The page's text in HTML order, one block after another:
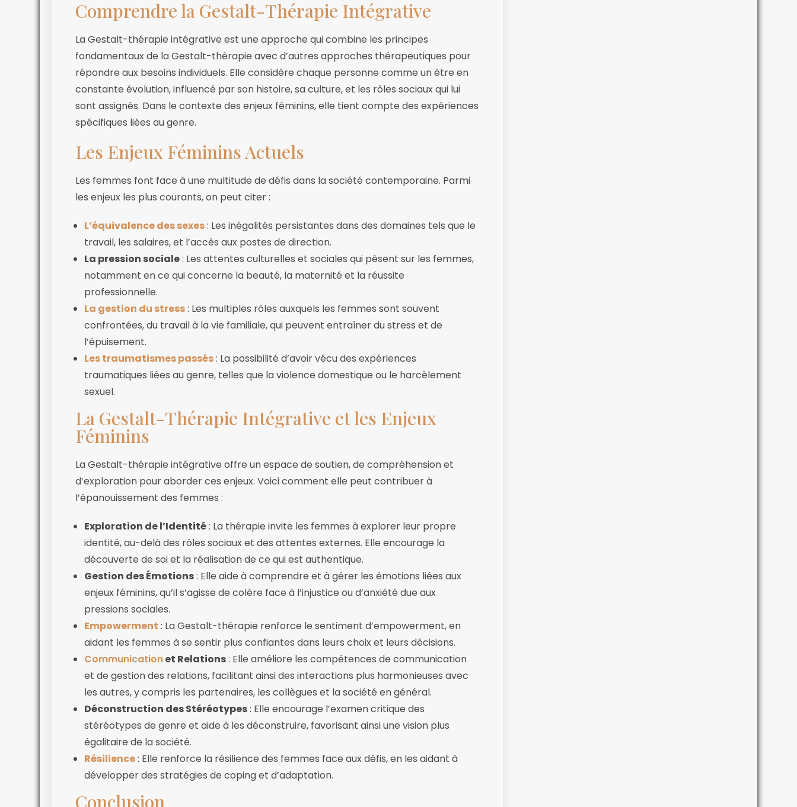
Comprendre la Gestalt-Thérapie Intégrative
La Gestalt-thérapie intégrative est une approche qui combine les principes
fondamentaux de la Gestalt-thérapie avec d’autres approches thérapeutiques pour
répondre aux besoins individuels. Elle considère chaque personne comme un être en
constante évolution, influencé par son histoire, sa culture, et les rôles sociaux qui lui
sont assignés. Dans le contexte des enjeux féminins, elle tient compte des expériences
spécifiques liées au genre.
Les Enjeux Féminins Actuels
Les femmes font face à une multitude de défis dans la société contemporaine. Parmi
les enjeux les plus courants, on peut citer :
L’équivalence des sexes: Les inégalités persistantes dans des domaines tels que le
travail, les salaires, et l’accès aux postes de direction.
La pression sociale: Les attentes culturelles et sociales qui pèsent sur les femmes,
notamment en ce qui concerne la beauté, la maternité et la réussite
professionnelle.
La gestion du stress: Les multiples rôles auxquels les femmes sont souvent
confrontées, du travail à la vie familiale, qui peuvent entraîner du stress et de
l’épuisement.
Les traumatismes passés: La possibilité d’avoir vécu des expériences
traumatiques liées au genre, telles que la violence domestique ou le harcèlement
sexuel.
La Gestalt-Thérapie Intégrative et les Enjeux
Féminins
La Gestalt-thérapie intégrative offre un espace de soutien, de compréhension et
d’exploration pour aborder ces enjeux. Voici comment elle peut contribuer à
l’épanouissement des femmes :
Exploration de l’Identité: La thérapie invite les femmes à explorer leur propre
identité, au-delà des rôles sociaux et des attentes externes. Elle encourage la
découverte de soi et la réalisation de ce qui est authentique.
Gestion des Émotions: Elle aide à comprendre et à gérer les émotions liées aux
enjeux féminins, qu’il s’agisse de colère face à l’injustice ou d’anxiété due aux
pressions sociales.
Empowerment : La Gestalt-thérapie renforce le sentiment d’empowerment, en
aidant les femmes à se sentir plus confiantes dans leurs choix et leurs décisions.
Communicationet Relations: Elle améliore les compétences de communication
et de gestion des relations, facilitant ainsi des interactions plus harmonieuses avec
les autres, y compris les partenaires, les collègues et la société en général.
Déconstruction des Stéréotypes: Elle encourage l’examen critique des
stéréotypes de genre et aide à les déconstruire, favorisant ainsi une vision plus
égalitaire de la société.
Résilience: Elle renforce la résilience des femmes face aux défis, en les aidant à
développer des stratégies de coping et d’adaptation.
Conclusion